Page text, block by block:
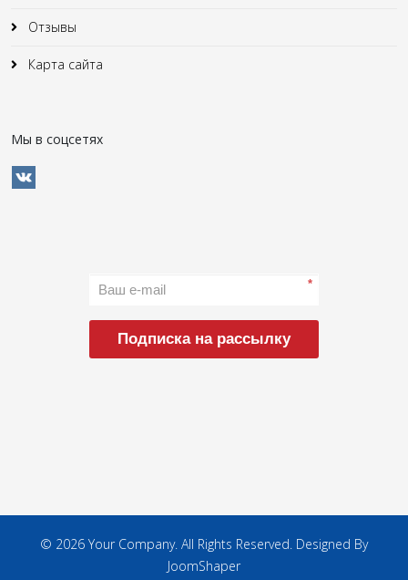
Отзывы
Карта сайта
Мы в соцсетях
*
Подписка на рассылку
© 2026 Your Company. All Rights Reserved. Designed By
JoomShaper